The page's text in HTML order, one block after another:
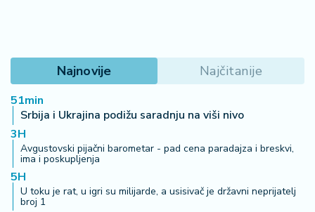
Najnovije Najčitanije
51min
Srbija i Ukrajina podižu saradnju na viši nivo
3H
Avgustovski pijačni barometar - pad cena paradajza i breskvi,
ima i poskupljenja
5H
U toku je rat, u igri su milijarde, a usisivač je državni neprijatelj
broj 1